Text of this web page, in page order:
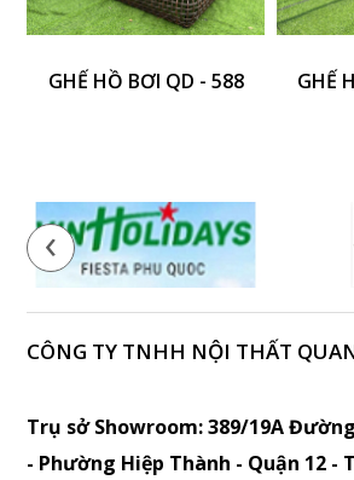
GHẾ HỒ BƠI QD - 588 GHẾ
‹
CÔNG TY TNHH NỘI THẤT
Trụ sở Showroom: 389/19A
- Phường Hiệp Thành - Quận 12 -